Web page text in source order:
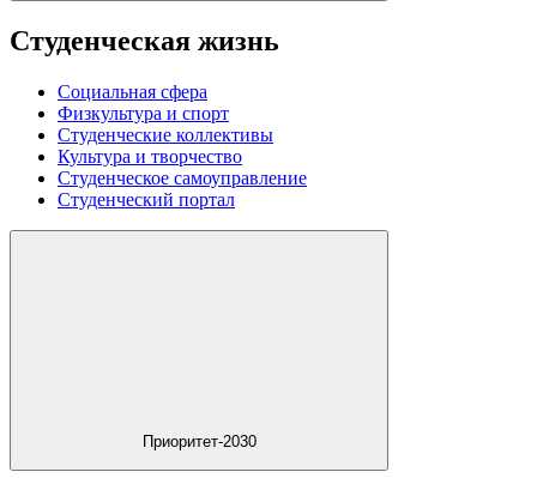
Студенческая жизнь
Социальная сфера
Физкультура и спорт
Студенческие коллективы
Культура и творчество
Студенческое самоуправление
Студенческий портал
Приоритет-2030